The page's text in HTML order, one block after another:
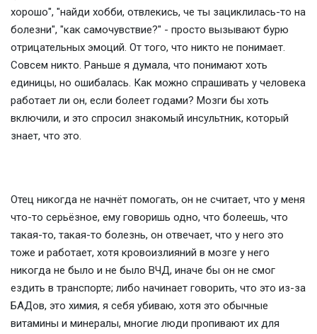
хорошо", "найди хобби, отвлекись, че ты зациклилась-то на
болезни", "как самочувствие?" - просто вызывают бурю
отрицательных эмоций. От того, что никто не понимает.
Совсем никто. Раньше я думала, что понимают хоть
единицы, но ошибалась. Как можно спрашивать у человека
работает ли он, если болеет годами? Мозги бы хоть
включили, и это спросил знакомый инсультник, который
знает, что это.
Отец никогда не начнёт помогать, он не считает, что у меня
что-то серьёзное, ему говоришь одно, что болеешь, что
такая-то, такая-то болезнь, он отвечает, что у него это
тоже и работает, хотя кровоизлияний в мозге у него
никогда не было и не было ВЧД, иначе бы он не смог
ездить в транспорте; либо начинает говорить, что это из-за
БАДов, это химия, я себя убиваю, хотя это обычные
витамины и минералы, многие люди пропивают их для